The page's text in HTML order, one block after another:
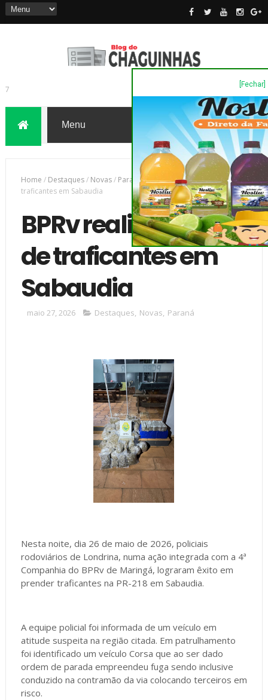
[Fechar]
7
Home / Destaques/ Novas/ Paraná/BPRv realiza prisão de
traficantes em Sabaudia
BPRv realiza prisão
de traficantes em
Sabaudia
maio 27, 2026 Destaques, Novas, Paraná
Nesta noite, dia 26 de maio de 2026, policiais
rodoviários de Londrina, numa ação integrada com a 4ª
Companhia do BPRv de Maringá, lograram êxito em
prender traficantes na PR-218 em Sabaudia.
A equipe policial foi informada de um veículo em
atitude suspeita na região citada. Em patrulhamento
foi identificado um veículo Corsa que ao ser dado
ordem de parada empreendeu fuga sendo inclusive
conduzido na contramão da via colocando terceiros em
risco.